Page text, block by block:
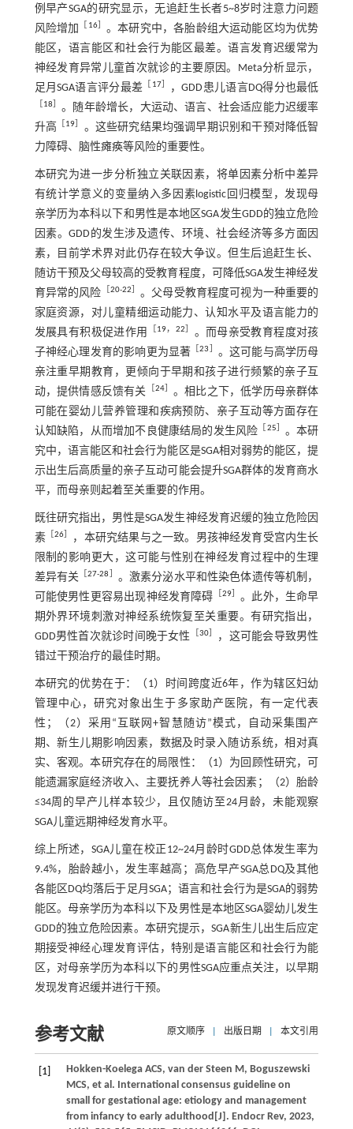
例早产SGA的研究显示，无追赶生长者5~8岁时注意力问题
风险增加
16］ 。本研究中，各胎龄组大运动能区均为优势
能区，语言能区和社会行为能区最差。语言发育迟缓常为
神经发育异常儿童首次就诊的主要原因。Meta分析显示，
足月SGA语言评分最差
17］ ，GDD患儿语言DQ得分也最低
18
。随年龄增长，大运动、语言、社会适应能力迟缓率
升高［ 19
。这些研究结果均强调早期识别和干预对降低智
力障碍、脑性瘫痪等风险的重要性。
本研究为进一步分析独立关联因素，将单因素分析中差异
有统计学意义的变量纳入多因素logistic回归模型，发现母
亲学历为本科以下和男性是本地区SGA发生GDD的独立危险
因素。GDD的发生涉及遗传、环境、社会经济等多方面因
素，目前学术界对此仍存在较大争议。但生后追赶生长、
随访干预及父母较高的受教育程度，可降低SGA发生神经发
育异常的风险
20-22
。父母受教育程度可视为一种重要的
家庭资源，对儿童精细运动能力、认知水平及语言能力的
发展具有积极促进作用
19， 22
。而母亲受教育程度对孩
子神经心理发育的影响更为显著 ［23
。这可能与高学历母
亲注重早期教育，更倾向于早期和孩子进行频繁的亲子互
动，提供情感反馈有关
24］ 。相比之下，低学历母亲群体
可能在婴幼儿营养管理和疾病预防、亲子互动等方面存在
认知缺陷，从而增加不良健康结局的发生风险
25
。本研
究中，语言能区和社会行为能区是SGA相对弱势的能区，提
示出生后高质量的亲子互动可能会提升SGA群体的发育商水
平，而母亲则起着至关重要的作用。
既往研究指出，男性是SGA发生神经发育迟缓的独立危险因
素［ 26
，本研究结果与之一致。男孩神经发育受宫内生长
限制的影响更大，这可能与性别在神经发育过程中的生理
差异有关 ［27-28
。激素分泌水平和性染色体遗传等机制，
可能使男性更容易出现神经发育障碍
29］ 。此外，生命早
期外界环境刺激对神经系统恢复至关重要。有研究指出，
GDD男性首次就诊时间晚于女性
30］
，这可能会导致男性
错过干预治疗的最佳时期。
本研究的优势在于：（1）时间跨度近6年，作为辖区妇幼
管理中心，研究对象出生于多家助产医院，有一定代表
性；（2）采用“互联网+智慧随访”模式，自动采集围产
期、新生儿期影响因素，数据及时录入随访系统，相对真
实、客观。本研究存在的局限性：（1）为回顾性研究，可
能遗漏家庭经济收入、主要抚养人等社会因素；（2）胎龄
≤34周的早产儿样本较少，且仅随访至24月龄，未能观察
SGA儿童远期神经发育水平。
综上所述，SGA儿童在校正12~24月龄时GDD总体发生率为
9.4%，胎龄越小，发生率越高；高危早产SGA总DQ及其他
各能区DQ均落后于足月SGA；语言和社会行为是SGA的弱势
能区。母亲学历为本科以下及男性是本地区SGA婴幼儿发生
GDD的独立危险因素。本研究提示，SGA新生儿出生后应定
期接受神经心理发育评估，特别是语言能区和社会行为能
区，对母亲学历为本科以下的男性SGA应重点关注，以早期
发现发育迟缓并进行干预。
参考文献 原文顺序 出版日期 本文引用
[1] Hokken-Koelega ACS, van der Steen M, Boguszewski
MCS, et al. International consensus guideline on
small for gestational age: etiology and management
from infancy to early adulthood[J]. Endocr Rev, 2023,